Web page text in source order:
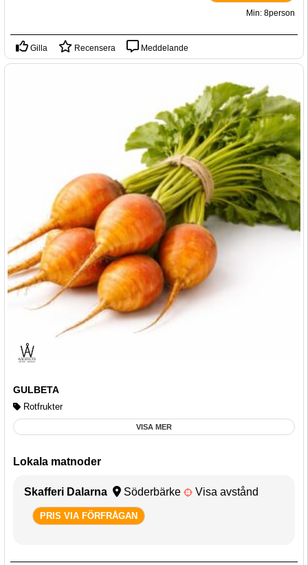
Min: 8person
Gilla Recensera Meddelande
GULBETA
Rotfrukter
VISA MER
Lokala matnoder
Skafferi Dalarna Söderbärke Visa avstånd
PRIS VIA FÖRFRÅGAN